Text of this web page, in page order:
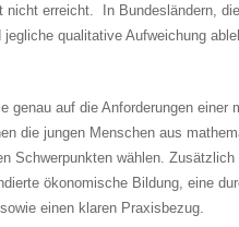
erreicht. In Bundesländern,
qualitative Aufweichung
genau auf die Anforderungen einer
die jungen Menschen aus
Schwerpunkten wählen.
ökonomische Bildung, eine
einen klaren Praxisbezug.